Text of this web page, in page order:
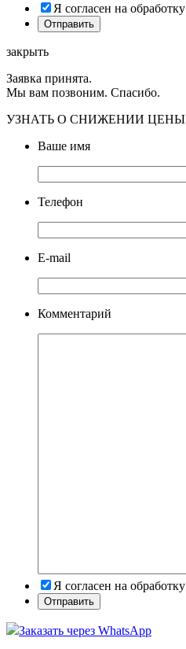
Я согласен на обработку
закрыть
Заявка принята.
Мы вам позвоним. Спасибо.
УЗНАТЬ О СНИЖЕНИИ ЦЕНЫ
Ваше имя
Телефон
E-mail
Комментарий
Я согласен на обработку
Заказать через WhatsApp